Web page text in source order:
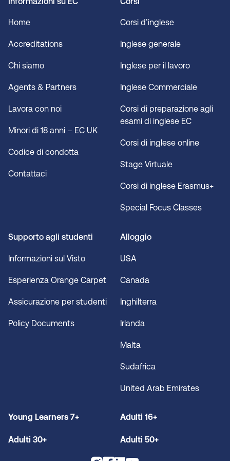
Home
Accreditations
Chi siamo
Agents & Partners
Lavora con noi
Minori di 18 anni – EC UK
Codice di condotta
Contattaci
Corsi d’inglese
Inglese generale
Inglese per il lavoro
Inglese Commerciale
Corsi di preparazione agli
esami di inglese EC
Corsi di inglese online
Stage Virtuale
Corsi di inglese Erasmus+
Special Focus Classes
Supporto agli studenti
Informazioni sul Visto
Esperienza Orange Carpet
Assicurazione per studenti
Policy Documents
Alloggio
USA
Canada
Inghilterra
Irlanda
Malta
Sudafrica
United Arab Emirates
Young Learners 7+ Adulti 16+
Adulti 30+ Adulti 50+